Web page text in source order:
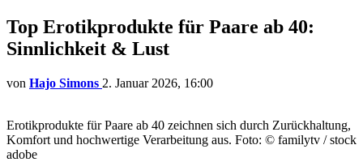
Top Erotikprodukte für Paare ab 40:
Sinnlichkeit & Lust
von Hajo Simons 2. Januar 2026, 16:00
Erotikprodukte für Paare ab 40 zeichnen sich durch Zurückhaltung,
Komfort und hochwertige Verarbeitung aus. Foto: © familytv / stock
adobe